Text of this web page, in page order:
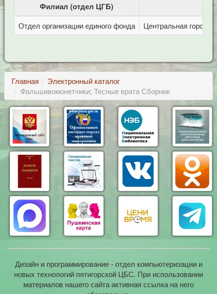
Филиал (отдел ЦГБ)
Отдел организации единого фонда Центральная
Главная
Электронный каталог
Фальшивомонетчики; Тесные врата Сборник
Дизайн и программирование - отдел компьютеризации и
новых технологий пятигорской ЦБС. При использовании
материалов нашего сайта активная ссылка на него